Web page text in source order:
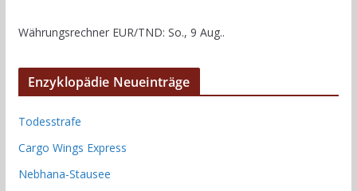
Währungsrechner EUR/TND: So., 9 Aug..
Enzyklopädie Neueinträge
Todesstrafe
Cargo Wings Express
Nebhana-Stausee